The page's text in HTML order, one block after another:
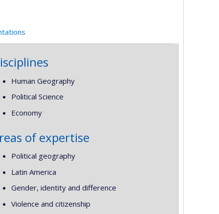
Human Geography
Political Science
Economy
of expertise
Political geography
Latin America
Gender, identity and difference
Violence and citizenship